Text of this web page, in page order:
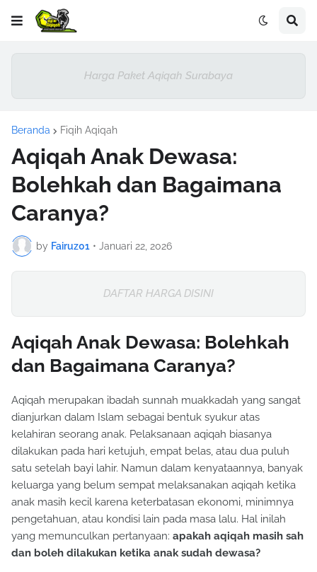
Harga Paket Aqiqah Surabaya
Beranda Fiqih Aqiqah
Aqiqah Anak Dewasa:
Bolehkah dan Bagaimana
Caranya?
by Fairuz01 • Januari 22, 2026
DAFTAR HARGA DISINI
Aqiqah Anak Dewasa: Bolehkah
dan Bagaimana Caranya?
Aqiqah merupakan ibadah sunnah muakkadah yang sangat
dianjurkan dalam Islam sebagai bentuk syukur atas
kelahiran seorang anak. Pelaksanaan aqiqah biasanya
dilakukan pada hari ketujuh, empat belas, atau dua puluh
satu setelah bayi lahir. Namun dalam kenyataannya, banyak
keluarga yang belum sempat melaksanakan aqiqah ketika
anak masih kecil karena keterbatasan ekonomi, minimnya
pengetahuan, atau kondisi lain pada masa lalu. Hal inilah
yang memunculkan pertanyaan: apakah aqiqah masih sah
dan boleh dilakukan ketika anak sudah dewasa?